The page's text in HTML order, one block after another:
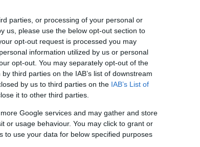
parties, or processing of your personal or
us, please use the below opt-out section to
opt-out request is processed you may
information utilized by us or personal
opt-out. You may separately opt-out of the
third parties on the IAB’s list of downstream
by us to third parties on the IAB’s List of
it to other third parties.
Google services and may gather and store
or usage behaviour. You may click to grant or
to use your data for below specified purposes